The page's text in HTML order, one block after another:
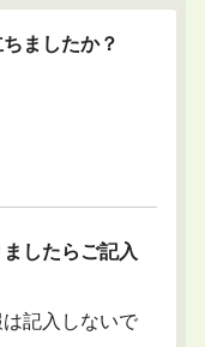
ましたか？
したらご記入
記入しないで